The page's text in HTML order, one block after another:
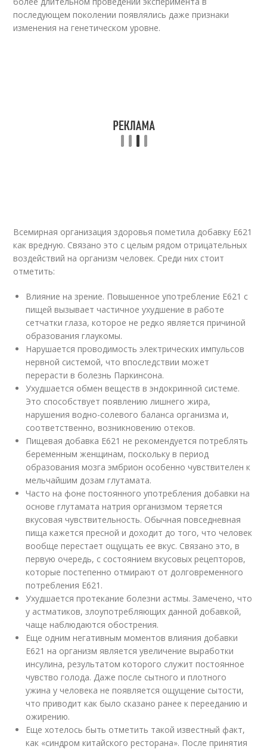
последующем поколении появлялись даже признаки
изменения на генетическом уровне.
Всемирная организация здоровья пометила добавку Е621
как вредную. Связано это с целым рядом отрицательных
воздействий на организм человек. Среди них стоит
отметить:
Влияние на зрение. Повышенное употребление Е621 с
пищей вызывает частичное ухудшение в работе
сетчатки глаза, которое не редко является причиной
образования глаукомы.
Нарушается проводимость электрических импульсов
нервной системой, что впоследствии может
перерасти в болезнь Паркинсона.
Ухудшается обмен веществ в эндокринной системе.
Это способствует появлению лишнего жира,
нарушения водно-солевого баланса организма и,
соответственно, возникновению отеков.
Пищевая добавка Е621 не рекомендуется потреблять
беременным женщинам, поскольку в период
образования мозга эмбрион особенно чувствителен к
мельчайшим дозам глутамата.
Часто на фоне постоянного употребления добавки на
основе глутамата натрия организмом теряется
вкусовая чувствительность. Обычная повседневная
пища кажется пресной и доходит до того, что человек
вообще перестает ощущать ее вкус. Связано это, в
первую очередь, с состоянием вкусовых рецепторов,
которые постепенно отмирают от долговременного
потребления Е621.
Ухудшается протекание болезни астмы. Замечено, что
у астматиков, злоупотребляющих данной добавкой,
чаще наблюдаются обострения.
Еще одним негативным моментов влияния добавки
Е621 на организм является увеличение выработки
инсулина, результатом которого служит постоянное
чувство голода. Даже после сытного и плотного
ужина у человека не появляется ощущение сытости,
что приводит как было сказано ранее к перееданию и
ожирению.
Еще хотелось быть отметить такой известный факт,
как «синдром китайского ресторана». После принятия